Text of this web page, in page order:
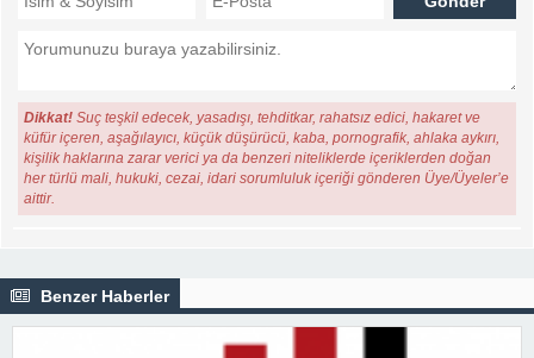
Dikkat! Suç teşkil edecek, yasadışı, tehditkar, rahatsız edici, hakaret ve
küfür içeren, aşağılayıcı, küçük düşürücü, kaba, pornografik, ahlaka aykırı,
kişilik haklarına zarar verici ya da benzeri niteliklerde içeriklerden doğan
her türlü mali, hukuki, cezai, idari sorumluluk içeriği gönderen Üye/Üyeler’e
aittir.
Benzer Haberler